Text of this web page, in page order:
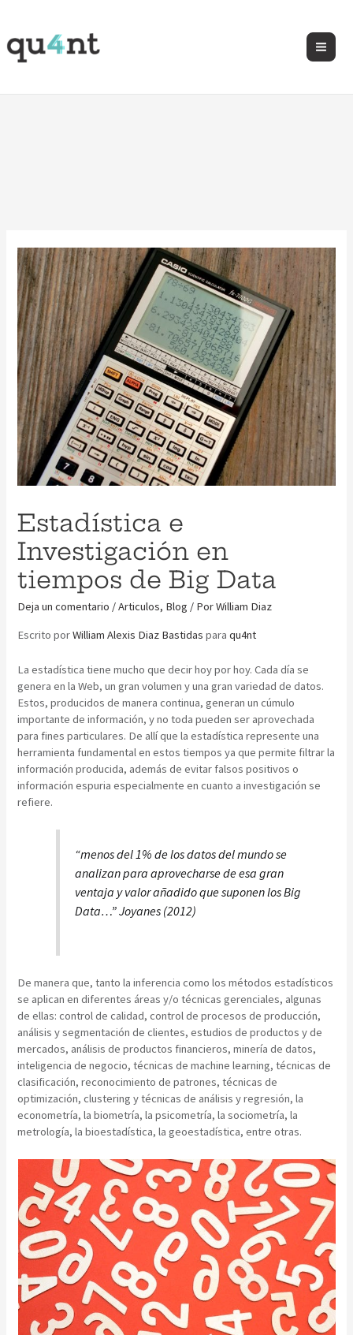
Estadística e
Investigación en
tiempos de Big Data
Deja un comentario /Articulos, Blog / PorWilliam Diaz
Escrito porWilliam Alexis Diaz Bastidas paraqu4nt
La estadística tiene mucho que decir hoy por hoy. Cada día se
genera en la Web, un gran volumen y una gran variedad de datos.
Estos, producidos de manera continua, generan un cúmulo
importante de información, y no toda pueden ser aprovechada
para fines particulares. De allí que la estadística represente una
herramienta fundamental en estos tiempos ya que permite filtrar la
información producida, además de evitar falsos positivos o
información espuria especialmente en cuanto a investigación se
refiere.
“menos del 1% de los datos del mundo se
analizan para aprovecharse de esa gran
ventaja y valor añadido que suponen los Big
Data…” Joyanes (2012)
De manera que, tanto la inferencia como los métodos estadísticos
se aplican en diferentes áreas y/o técnicas gerenciales, algunas
de ellas: control de calidad, control de procesos de producción,
análisis y segmentación de clientes, estudios de productos y de
mercados, análisis de productos financieros, minería de datos,
inteligencia de negocio, técnicas de machine learning, técnicas de
clasificación, reconocimiento de patrones, técnicas de
optimización, clustering y técnicas de análisis y regresión, la
econometría, la biometría, la psicometría, la sociometría, la
metrología, la bioestadística, la geoestadística, entre otras.